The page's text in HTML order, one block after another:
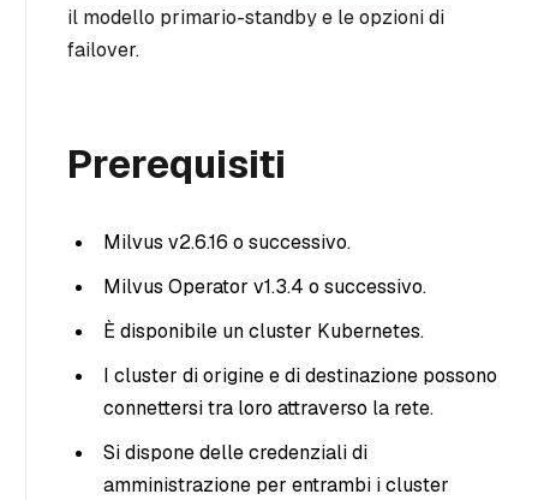
il modello primario-standby e le opzioni di
failover.
Prerequisiti
Milvus v2.6.16 o successivo.
Milvus Operator v1.3.4 o successivo.
È disponibile un cluster Kubernetes.
I cluster di origine e di destinazione possono
connettersi tra loro attraverso la rete.
Si dispone delle credenziali di
amministrazione per entrambi i cluster